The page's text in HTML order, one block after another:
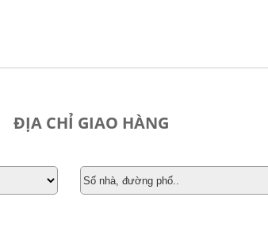
ĐỊA CHỈ GIAO HÀNG